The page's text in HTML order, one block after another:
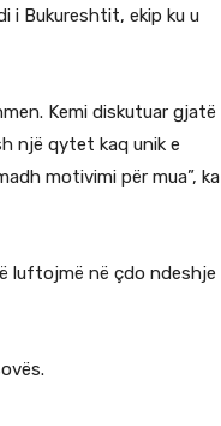
i Bukureshtit, ekip ku u
Kemi diskutuar gjatë
një qytet kaq unik e
motivimi për mua”, ka
luftojmë në çdo ndeshje